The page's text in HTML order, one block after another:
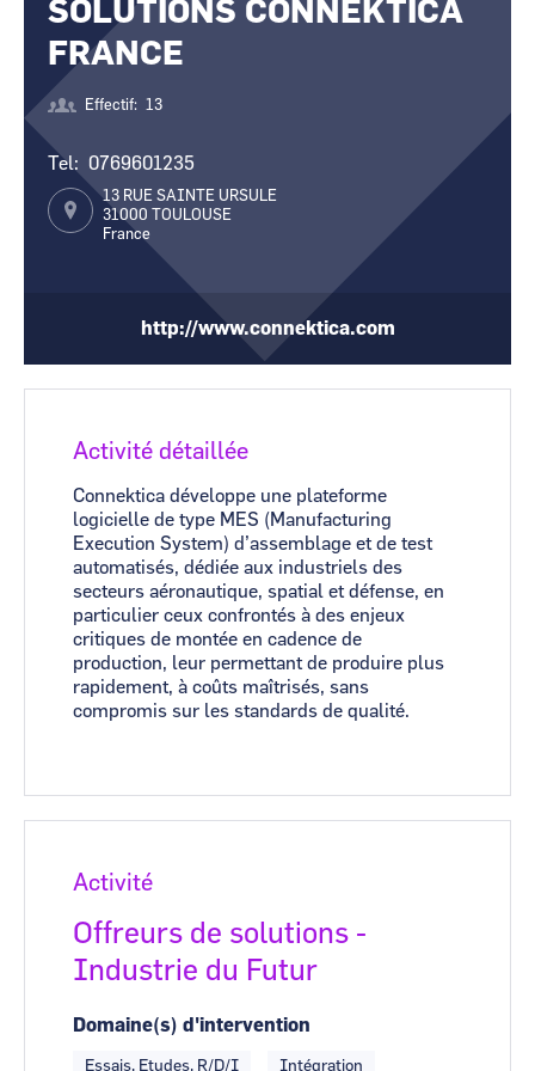
CCI Business
Occitanie
CCI Business
Pays de la Loire
CCI Business
Occitanie
Pays de la Loire
SOLUTIONS CONNEKTICA
FRANCE
Effectif 13
Tel 0769601235
13 RUE SAINTE URSULE
31000
TOULOUSE
France
http://www.connektica.com
Activité détaillée
Connektica développe une plateforme
logicielle de type MES (Manufacturing
Execution System) d’assemblage et de test
automatisés, dédiée aux industriels des
secteurs aéronautique, spatial et défense, en
particulier ceux confrontés à des enjeux
critiques de montée en cadence de
production, leur permettant de produire plus
rapidement, à coûts maîtrisés, sans
compromis sur les standards de qualité.
Activité
Offreurs de solutions -
Industrie du Futur
Domaine(s) d'intervention
Essais, Etudes, R/D/I Intégration